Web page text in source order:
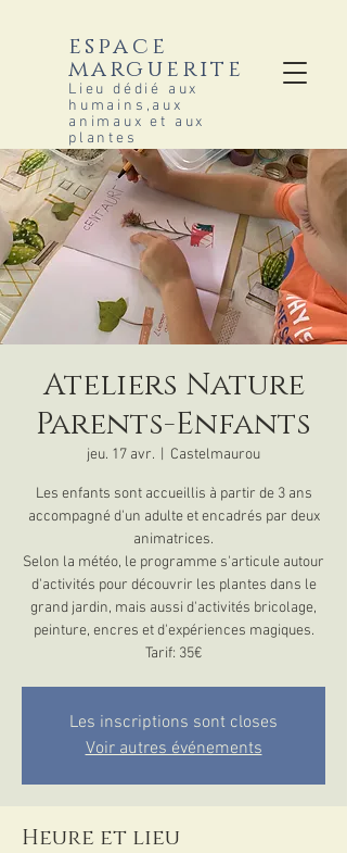
espace
marguerite
Lieu dédié aux
humains,aux
animaux et aux
plantes
Ateliers Nature
Parents-Enfants
jeu. 17 avr. Castelmaurou
Les enfants sont accueillis à partir de 3 ans
accompagné d'un adulte et encadrés par deux
animatrices.
Selon la météo, le programme s'articule autour
d'activités pour découvrir les plantes dans le
grand jardin, mais aussi d'activités bricolage,
peinture, encres et d'expériences magiques.
Tarif: 35€
Les inscriptions sont closes
Voir autres événements
Heure et lieu